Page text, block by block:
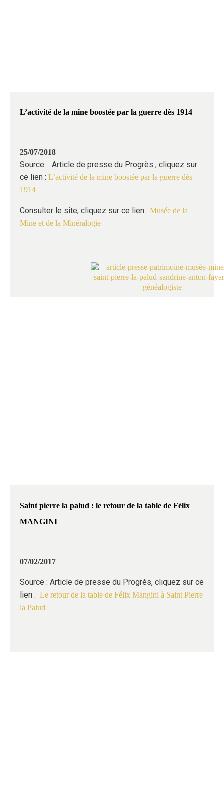
L’activité de la mine boostée par la guerre dès 1914
25/07/2018
Source : Article de presse du Progrès , cliquez sur
ce lien : L’activité de la mine boostée par la guerre dès
1914
Consulter le site, cliquez sur ce lien : Musée de la
Mine et de la Minéralogie
Saint pierre la palud : le retour de la table de Félix
MANGINI
07/02/2017
Source : Article de presse du Progrès, cliquez sur ce
lien : Le retour de la table de Félix Mangini à Saint Pierre
la Palud